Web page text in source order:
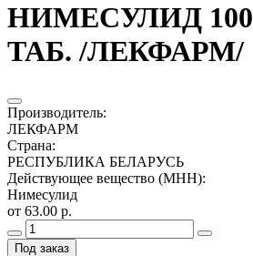
НИМЕСУЛИД
ТАБ. /ЛЕКФАРМ/
Производитель:
ЛЕКФАРМ
Страна:
РЕСПУБЛИКА БЕЛАРУСЬ
Действующее вещество (МНН):
Нимесулид
от 63.00 р.
Под заказ